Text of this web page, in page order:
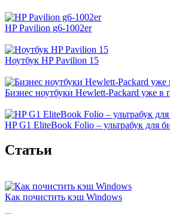
HP Pavilion g6-1002er
Ноутбук HP Pavilion 15
Бизнес ноутбуки Hewlett-Packard уже в
HP G1 EliteBook Folio – ультрабук для
Cтатьи
Как почистить кэш Windows